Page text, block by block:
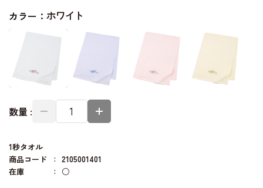
カラー： ホワイト
数量 :
1秒タオル
商品コード
2105001401
在庫
○